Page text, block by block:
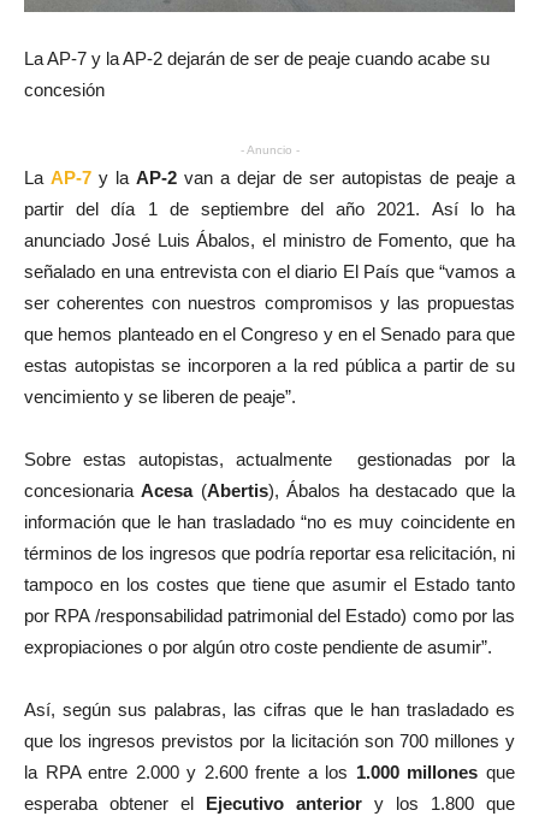
La AP-7 y la AP-2 dejarán de ser de peaje cuando acabe su
concesión
- Anuncio -
La AP-7 y la AP-2 van a dejar de ser autopistas de peaje a
partir del día 1 de septiembre del año 2021. Así lo ha
anunciado José Luis Ábalos, el ministro de Fomento, que ha
señalado en una entrevista con el diario El País que “vamos a
ser coherentes con nuestros compromisos y las propuestas
que hemos planteado en el Congreso y en el Senado para que
estas autopistas se incorporen a la red pública a partir de su
vencimiento y se liberen de peaje”.
Sobre estas autopistas, actualmente
gestionadas por la
concesionariaAcesa(Abertis), Ábalos ha destacado que la
información que le han trasladado “no es muy coincidente en
términos de los ingresos que podría reportar esa relicitación, ni
tampoco en los costes que tiene que asumir el Estado tanto
por RPA /responsabilidad patrimonial del Estado) como por las
expropiaciones o por algún otro coste pendiente de asumir”.
Así, según sus palabras, las cifras que le han trasladado es
que los ingresos previstos por la licitación son 700 millones y
la RPA entre 2.000 y 2.600 frente a los 1.000 millones que
esperaba obtener el Ejecutivo anterior y los 1.800 que